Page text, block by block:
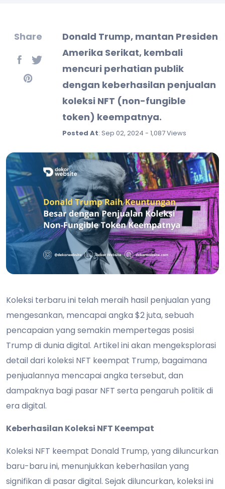
Share
Donald Trump, mantan Presiden
Amerika Serikat, kembali
mencuri perhatian publik
dengan keberhasilan penjualan
koleksi NFT (non-fungible
token) keempatnya.
Posted At: Sep 02, 2024 - 1,087 Views
Koleksi terbaru ini telah meraih hasil penjualan yang
mengesankan, mencapai angka $2 juta, sebuah
pencapaian yang semakin mempertegas posisi
Trump di dunia digital. Artikel ini akan mengeksplorasi
detail dari koleksi NFT keempat Trump, bagaimana
penjualannya mencapai angka tersebut, dan
dampaknya bagi pasar NFT serta pengaruh politik di
era digital.
Keberhasilan Koleksi NFT Keempat
Koleksi NFT keempat Donald Trump, yang diluncurkan
baru-baru ini, menunjukkan keberhasilan yang
signifikan di pasar digital. Sejak diluncurkan, koleksi ini